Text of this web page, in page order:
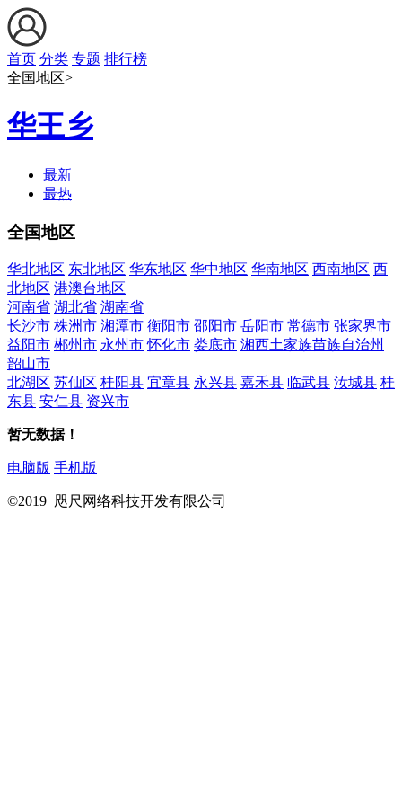
首页 分类 专题 排行榜
全国地区>
华王乡
最新
最热
全国地区
华北地区 东北地区 华东地区 华中地区 华南地区 西南地区 西
北地区 港澳台地区
河南省 湖北省 湖南省
长沙市 株洲市 湘潭市 衡阳市 邵阳市 岳阳市 常德市 张家界市
益阳市 郴州市 永州市 怀化市 娄底市 湘西土家族苗族自治州
韶山市
北湖区 苏仙区 桂阳县 宜章县 永兴县 嘉禾县 临武县 汝城县 桂
东县 安仁县 资兴市
暂无数据！
电脑版 手机版
©2019 咫尺网络科技开发有限公司